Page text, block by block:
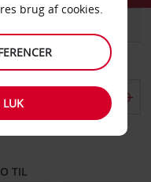
TIL
brug af cookies.
LUK